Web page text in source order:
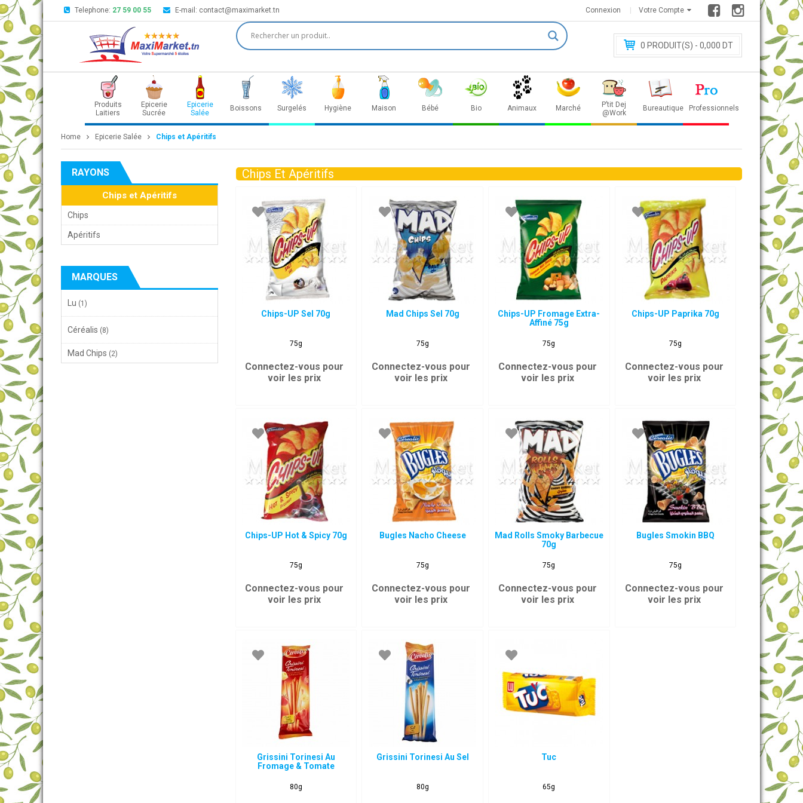
Telephone: 27 59 00 55 E-mail: contact@maximarket.tn Votre Compte
Connexion
0 PRODUIT(S) - 0,000 DT
Produits
Laitiers
Epicerie
Sucrée
Epicerie
Salée
Boissons Surgelés Hygiène Maison Bébé Bio Animaux Marché
P’tit Dej
@Work
Bureautique Professionnels
Home Epicerie Salée Chips et Apéritifs
RAYONS
Chips et Apéritifs
Chips
Apéritifs
MARQUES
Lu (1)
Céréalis (8)
Mad Chips (2)
Chips Et Apéritifs
Chips-UP Sel 70g
75g
Connectez-vous pour
voir les prix
Mad Chips Sel 70g
75g
Connectez-vous pour
voir les prix
Chips-UP Fromage Extra-
Affiné 75g
75g
Connectez-vous pour
voir les prix
Chips-UP Paprika 70g
75g
Connectez-vous pour
voir les prix
Chips-UP Hot & Spicy 70g
75g
Connectez-vous pour
voir les prix
Bugles Nacho Cheese
75g
Connectez-vous pour
voir les prix
Mad Rolls Smoky Barbecue
70g
75g
Connectez-vous pour
voir les prix
Bugles Smokin BBQ
75g
Connectez-vous pour
voir les prix
Grissini Torinesi Au
Fromage & Tomate
80g
Grissini Torinesi Au Sel
80g
Tuc
65g